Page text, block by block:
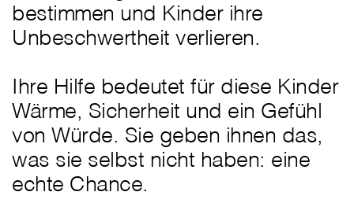
bestimmen und Kinder ihre
Unbeschwertheit verlieren.
Ihre Hilfe bedeutet für diese Kinder
Wärme, Sicherheit und ein Gefühl
von Würde. Sie geben ihnen das,
was sie selbst nicht haben: eine
echte Chance.